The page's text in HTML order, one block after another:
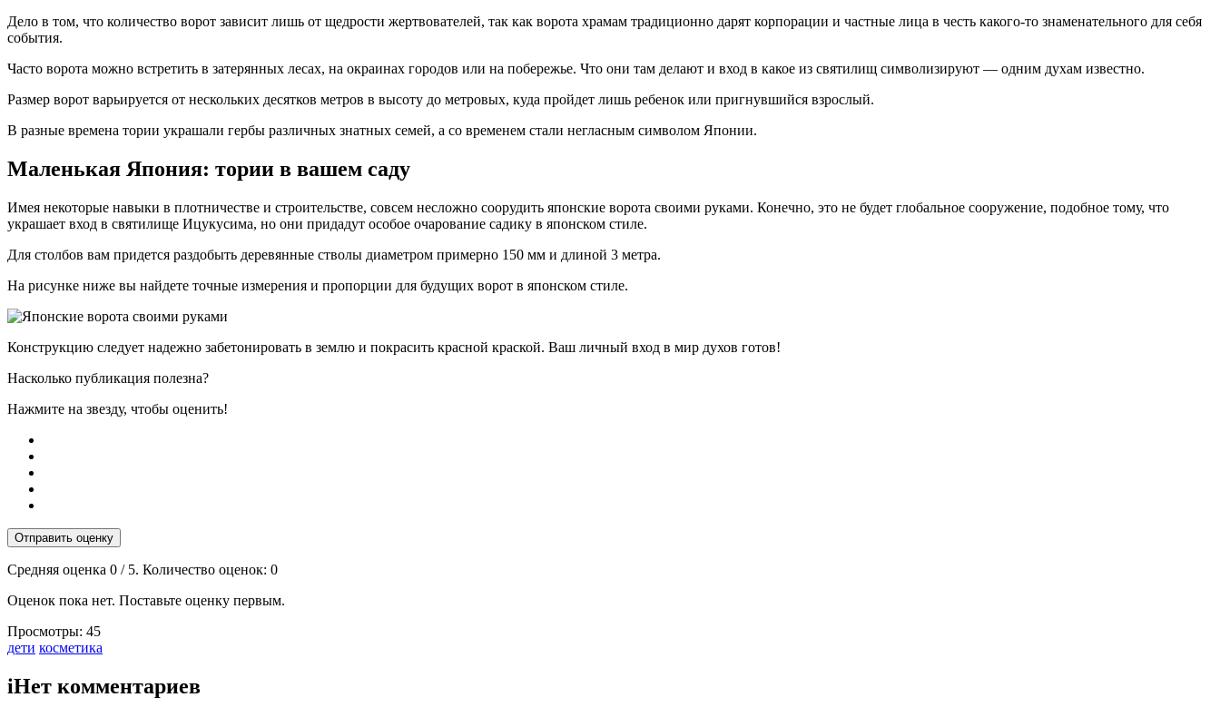
Дело в том, что количество ворот зависит лишь от щедрости жертвователей, так как ворота храмам традиционно дарят корпорации и частные лица в честь какого-то знаменательного для себя
события.
Часто ворота можно встретить в затерянных лесах, на окраинах городов или на побережье. Что они там делают и вход в какое из святилищ символизируют — одним духам известно.
Размер ворот варьируется от нескольких десятков метров в высоту до метровых, куда пройдет лишь ребенок или пригнувшийся взрослый.
В разные времена тории украшали гербы различных знатных семей, а со временем стали негласным символом Японии.
Маленькая Япония: тории в вашем саду
Имея некоторые навыки в плотничестве и строительстве, совсем несложно соорудить японские ворота своими руками. Конечно, это не будет глобальное сооружение, подобное тому, что
украшает вход в святилище Ицукусима, но они придадут особое очарование садику в японском стиле.
Для столбов вам придется раздобыть деревянные стволы диаметром примерно 150 мм и длиной 3 метра.
На рисунке ниже вы найдете точные измерения и пропорции для будущих ворот в японском стиле.
Конструкцию следует надежно забетонировать в землю и покрасить красной краской. Ваш личный вход в мир духов готов!
Насколько публикация полезна?
Нажмите на звезду, чтобы оценить!
Отправить оценку
Средняя оценка 0 / 5. Количество оценок: 0
Оценок пока нет. Поставьте оценку первым.
Просмотры: 45
Тэги:
дети косметика
iНет комментариев